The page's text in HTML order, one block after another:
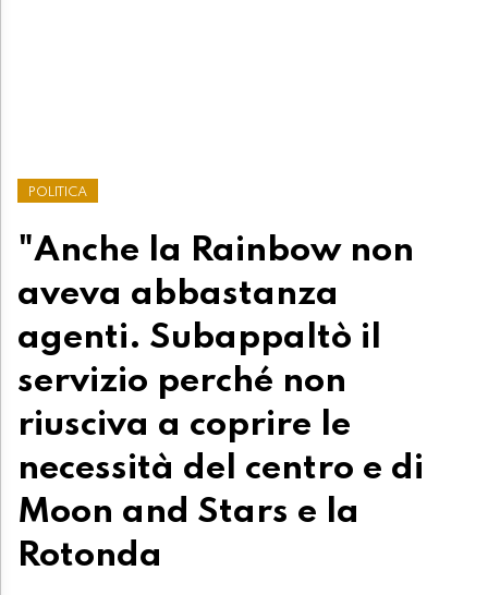
POLITICA
"Anche la Rainbow non
aveva abbastanza
agenti. Subappaltò il
servizio perché non
riusciva a coprire le
necessità del centro e di
Moon and Stars e la
Rotonda